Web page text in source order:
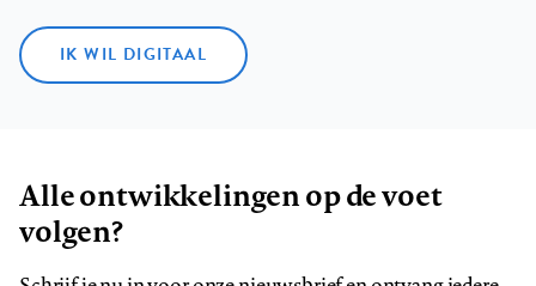
IK WIL DIGITAAL
Alle ontwikkelingen op de voet
volgen?